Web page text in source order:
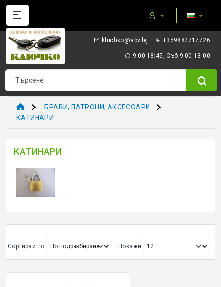
gb.vba@okhculk +359882717726
9:00-18:45, Съб:9:00-13:00
Категории
AUTEL ПРИБОРИ И ОБОРУДВАНЕ
I/O TERMINAL
KEYDIY - ПРИБОРИ КЛЮЧОВЕ ТРАНСПОНДЕРИ
XHORSE VVDI
ТРАНСПОНДЕР И ECU ПРИБОРИ
ЗАГОТОВКИ ERREBI
ЗАГОТОВКИ ДРУГИ
ОРИГИНАЛНИ АВТОКЛЮЧОВЕ
Покажи всички
БРАВИ, ПАТРОНИ, АКСЕСОАРИ
КАТИНАРИ
КАТИНАРИ
Сортирай по Покажи